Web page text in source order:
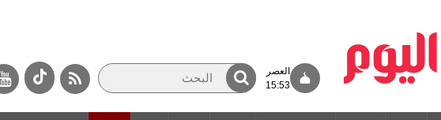
العصر
15:53